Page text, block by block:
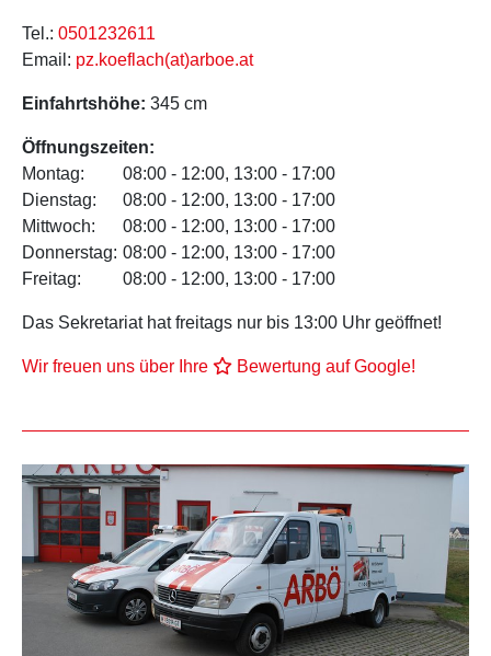
Tel.: 0501232611
Email: pz.koeflach(at)arboe.at
Einfahrtshöhe: 345 cm
Öffnungszeiten:
Montag:
08:00 - 12:00, 13:00 - 17:00
Dienstag:
08:00 - 12:00, 13:00 - 17:00
Mittwoch:
08:00 - 12:00, 13:00 - 17:00
Donnerstag: 08:00 - 12:00, 13:00 - 17:00
Freitag:
08:00 - 12:00, 13:00 - 17:00
Das Sekretariat hat freitags nur bis 13:00 Uhr geöffnet!
Wir freuen uns über Ihre Bewertung auf Google!